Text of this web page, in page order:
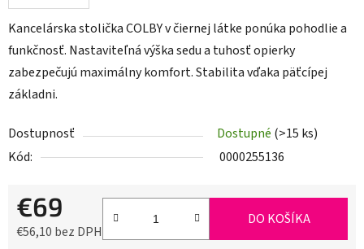
Kancelárska stolička COLBY v čiernej látke ponúka pohodlie a
funkčnosť. Nastaviteľná výška sedu a tuhosť opierky
zabezpečujú maximálny komfort. Stabilita vďaka päťcípej
základni.
Dostupnosť Dostupné (>15 ks)
Kód:
0000255136
€69
€56,10 bez DPH
DO KOŠÍKA